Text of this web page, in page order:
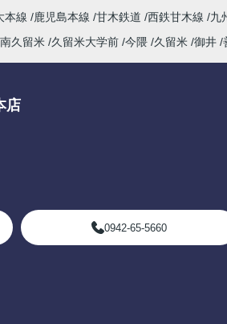
本線 鹿児島本線 甘木鉄道 西鉄甘木線 九
南久留米 久留米大学前 今隈 久留米 御井
店
0942-65-5660